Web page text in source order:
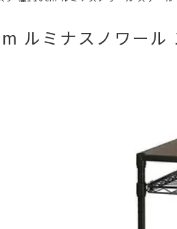
ルミナスノワー